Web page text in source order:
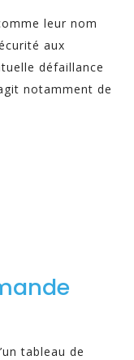
leur nom
aux
défaillance
notamment de
tableau de